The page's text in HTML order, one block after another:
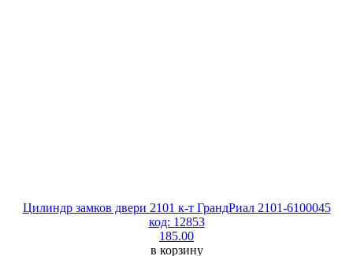
Цилиндр замков двери 2101 к-т ГрандРиал 2101-6100045
код: 12853
185.00
в корзину